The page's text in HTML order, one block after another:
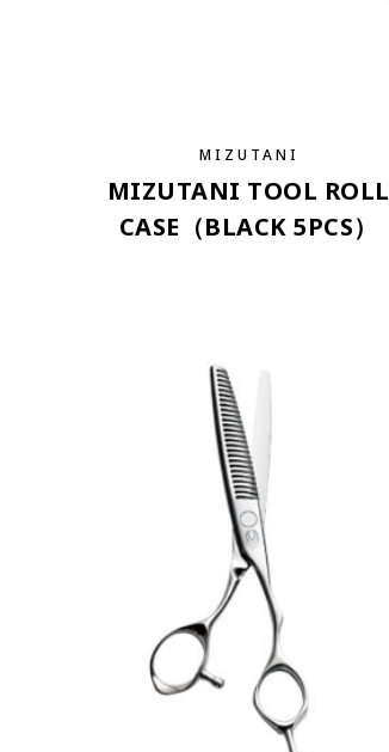
MIZUTANI
MIZUTANI TOOL ROLL
CASE（BLACK 5PCS）